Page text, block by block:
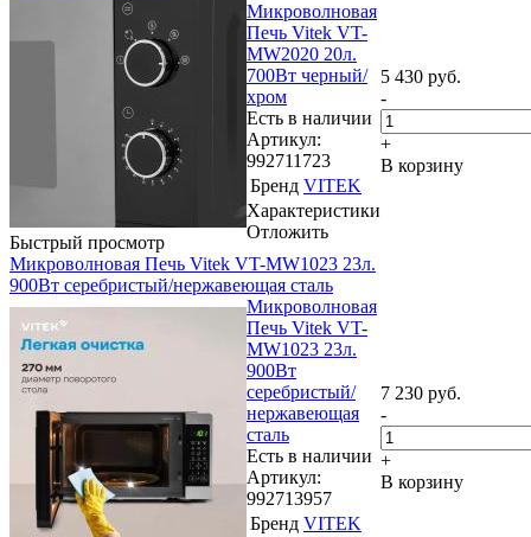
Быстрый просмотр
Микроволновая
Печь Vitek VT-
MW2020 20л.
700Вт черный/
хром
Есть в наличии
Артикул:
992711723
Бренд VITEK
Характеристики
Отложить
5 430 руб.
-
+
В корзину
Микроволновая Печь Vitek VT-MW1023 23л.
900Вт серебристый/нержавеющая сталь
Микроволновая
Печь Vitek VT-
MW1023 23л.
900Вт
серебристый/
нержавеющая
сталь
Есть в наличии
Артикул:
992713957
Бренд VITEK
7 230 руб.
-
+
В корзину